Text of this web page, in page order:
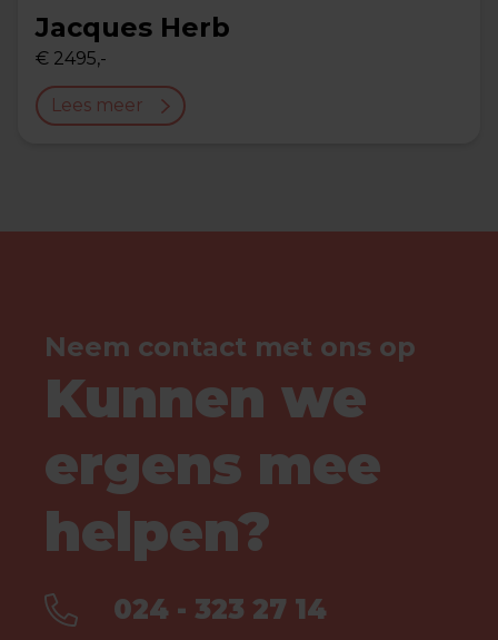
Jacques Herb
€ 2495,-
Lees meer
Neem contact met ons op
Kunnen we
ergens mee
helpen?
024 - 323 27 14